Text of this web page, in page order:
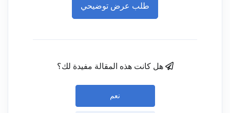
طلب عرض توضيحي
هل كانت هذه المقالة مفيدة لك؟
نعم